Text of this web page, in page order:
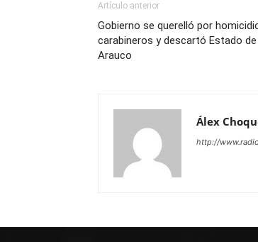
Artículo anterior
Gobierno se querelló por
carabineros y descartó Estado
Arauco
Álex
http://